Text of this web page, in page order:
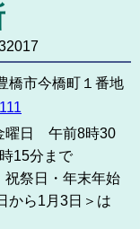
市今橋町１番地
曜日 午前8時30
15分まで
祝祭日・年末年始
から1月3日＞は